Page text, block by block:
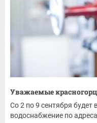
Уважаемые
Со 2 по 9 сентября будет
водоснабжение по